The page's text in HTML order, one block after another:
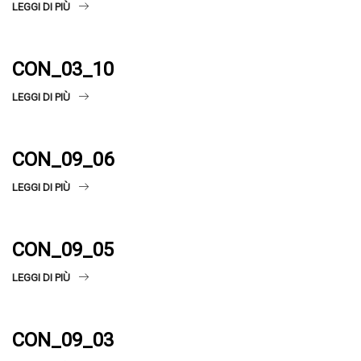
LEGGI DI PIÙ
CON_03_10
LEGGI DI PIÙ
CON_09_06
LEGGI DI PIÙ
CON_09_05
LEGGI DI PIÙ
CON_09_03